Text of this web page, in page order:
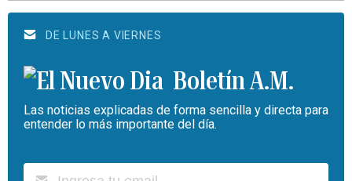
DE LUNES A VIERNES
Boletín A.M.
Las noticias explicadas de forma sencilla y directa para
entender lo más importante del día.